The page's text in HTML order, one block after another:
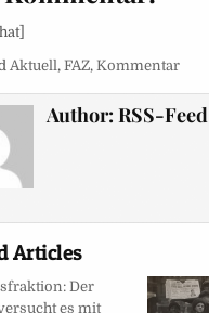
Aktuell, FAZ, Kommentar
Author:RSS-Feed
Articles